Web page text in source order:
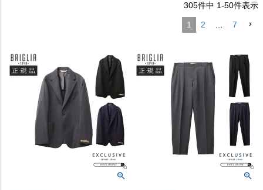
305件中 1-50件表示
1 2 … 7